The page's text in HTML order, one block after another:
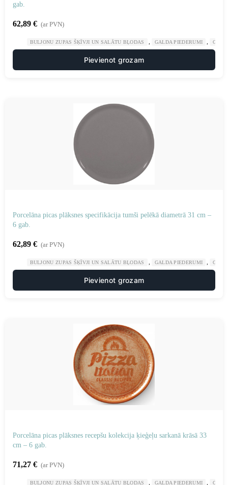
gab.
62,89 € (ar PVN)
BULJONU ZUPAS ŠĶĪVJI UN SALĀTU BĻODAS GALDA PIEDERUMI
Pievienot grozam
Porcelāna picas plāksnes specifikācija tumši pelēkā diametrā 31 cm –
6 gab.
62,89 € (ar PVN)
BULJONU ZUPAS ŠĶĪVJI UN SALĀTU BĻODAS GALDA PIEDERUMI
Pievienot grozam
Porcelāna picas plāksnes recepšu kolekcija ķieģeļu sarkanā krāsā 33
cm – 6 gab.
71,27 € (ar PVN)
BULJONU ZUPAS ŠĶĪVJI UN SALĀTU BĻODAS GALDA PIEDERUMI